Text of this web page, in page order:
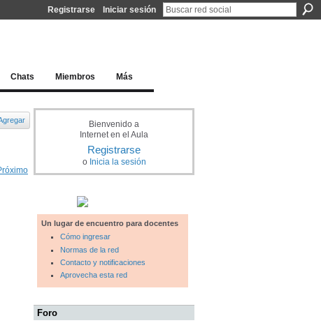
Registrarse Iniciar sesión
Chats Miembros Más
Bienvenido a
Internet en el Aula
Registrarse
o Inicia la sesión
Un lugar de encuentro para docentes
Cómo ingresar
Normas de la red
Contacto y notificaciones
Aprovecha esta red
Foro